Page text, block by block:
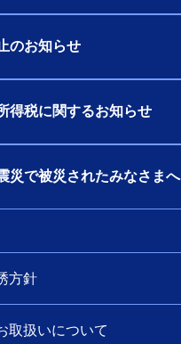
のお知らせ
得税に関するお知らせ
災で被災されたみなさまへ
方針
取扱いについて